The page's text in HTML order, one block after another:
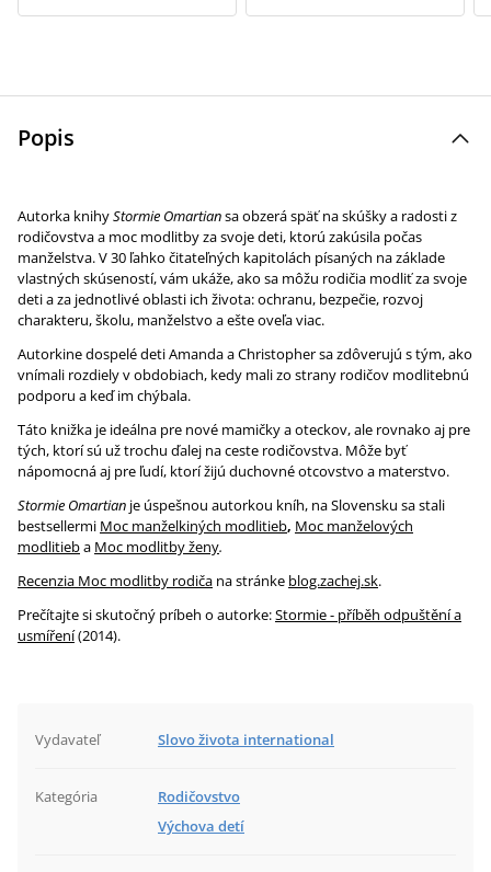
Popis
Autorka knihyStormie Omartiansa obzerá späť na skúšky a radosti z
rodičovstva a moc modlitby za svoje deti, ktorú zakúsila počas
manželstva. V 30 ľahko čitateľných kapitolách písaných na základe
vlastných skúseností, vám ukáže, ako sa môžu rodičia modliť za svoje
deti a za jednotlivé oblasti ich života: ochranu, bezpečie, rozvoj
charakteru, školu, manželstvo a ešte oveľa viac.
Autorkine dospelé deti Amanda a Christopher sa zdôverujú s tým, ako
vnímali rozdiely v obdobiach, kedy mali zo strany rodičov modlitebnú
podporu a keď im chýbala.
Táto knižka je ideálna pre nové mamičky a oteckov, ale rovnako aj pre
tých, ktorí sú už trochu ďalej na ceste rodičovstva. Môže byť
nápomocná aj pre ľudí, ktorí žijú duchovné otcovstvo a materstvo.
Stormie Omartian je úspešnou autorkou kníh, na Slovensku sa stali
bestsellermi Moc manželkiných modlitieb, Moc manželových
modlitieba Moc modlitby ženy.
Recenzia Moc modlitby rodiča na stránke blog.zachej.sk.
Prečítajte si skutočný príbeh o autorke:Stormie - příběh odpuštění a
usmíření(2014).
Vydavateľ Slovo života international
Kategória
Rodičovstvo
Výchova detí